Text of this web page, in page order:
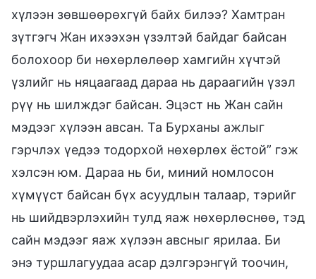
хүлээн зөвшөөрөхгүй байх билээ? Хамтран
зүтгэгч Жан ихээхэн үзэлтэй байдаг байсан
болохоор би нөхөрлөлөөр хамгийн хүчтэй
үзлийг нь няцаагаад дараа нь дараагийн үзэл
рүү нь шилждэг байсан. Эцэст нь Жан сайн
мэдээг хүлээн авсан. Та Бурханы ажлыг
гэрчлэх үедээ тодорхой нөхөрлөх ёстой” гэж
хэлсэн юм. Дараа нь би, миний номлосон
хүмүүст байсан бүх асуудлын талаар, тэрийг
нь шийдвэрлэхийн тулд яаж нөхөрлөснөө, тэд
сайн мэдээг яаж хүлээн авсныг ярилаа. Би
энэ туршлагуудаа асар дэлгэрэнгүй тоочин,